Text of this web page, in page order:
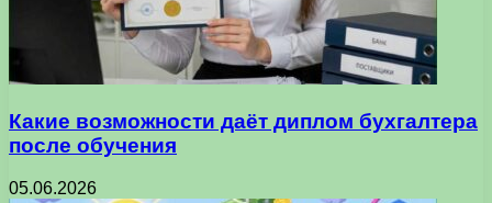
Какие возможности даёт диплом бухгалтера
после обучения
05.06.2026